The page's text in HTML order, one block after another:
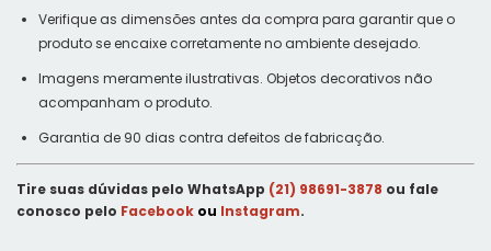
Verifique as dimensões antes da compra para garantir que o
produto se encaixe corretamente no ambiente desejado.
Imagens meramente ilustrativas. Objetos decorativos não
acompanham o produto.
Garantia de 90 dias contra defeitos de fabricação.
Tire suas dúvidas pelo WhatsApp (21) 98691-3878 ou fale
conosco pelo Facebook ou Instagram.